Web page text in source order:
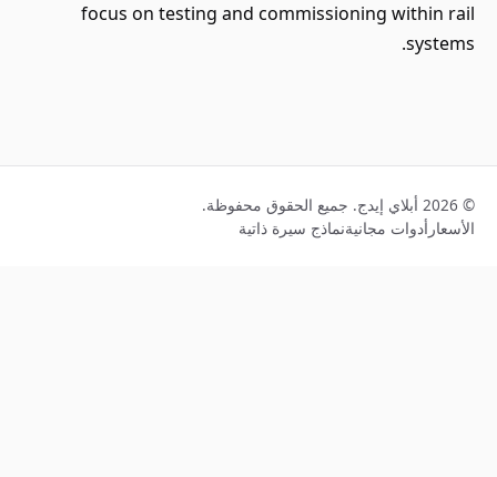
focus on testing and commissioning within rail
systems.
© 2026 أبلاي إيدج. جميع الحقوق محفوظة.
الأسعار أدوات مجانيةنماذج سيرة ذاتية